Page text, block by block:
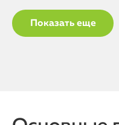
Показать еще